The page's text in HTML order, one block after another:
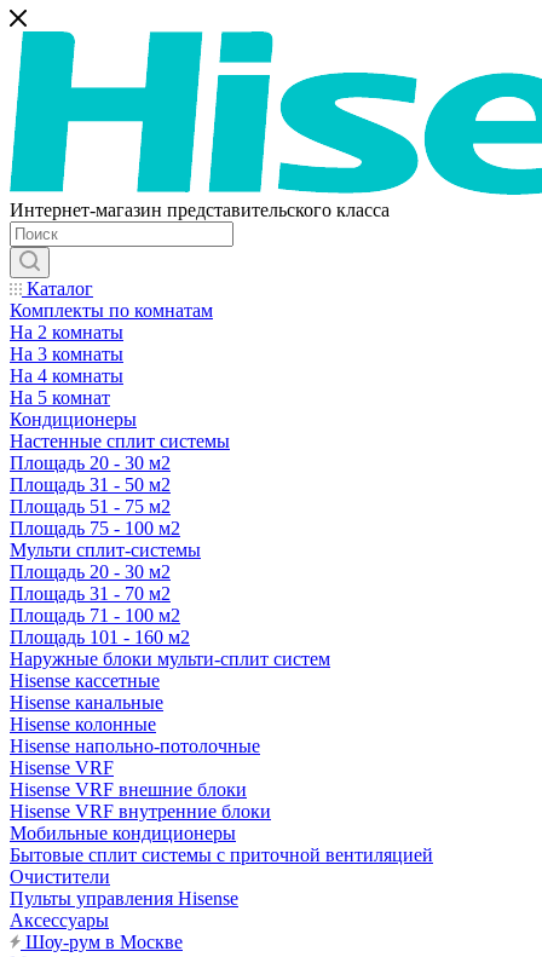
Интернет-магазин представительского класса
Каталог
Комплекты по комнатам
На 2 комнаты
На 3 комнаты
На 4 комнаты
На 5 комнат
Кондиционеры
Настенные сплит системы
Площадь 20 - 30 м2
Площадь 31 - 50 м2
Площадь 51 - 75 м2
Площадь 75 - 100 м2
Мульти сплит-системы
Площадь 20 - 30 м2
Площадь 31 - 70 м2
Площадь 71 - 100 м2
Площадь 101 - 160 м2
Наружные блоки мульти-сплит систем
Hisense кассетные
Hisense канальные
Hisense колонные
Hisense напольно-потолочные
Hisense VRF
Hisense VRF внешние блоки
Hisense VRF внутренние блоки
Мобильные кондиционеры
Бытовые сплит системы с приточной вентиляцией
Очистители
Пульты управления Hisense
Аксессуары
Шоу-рум в Москве